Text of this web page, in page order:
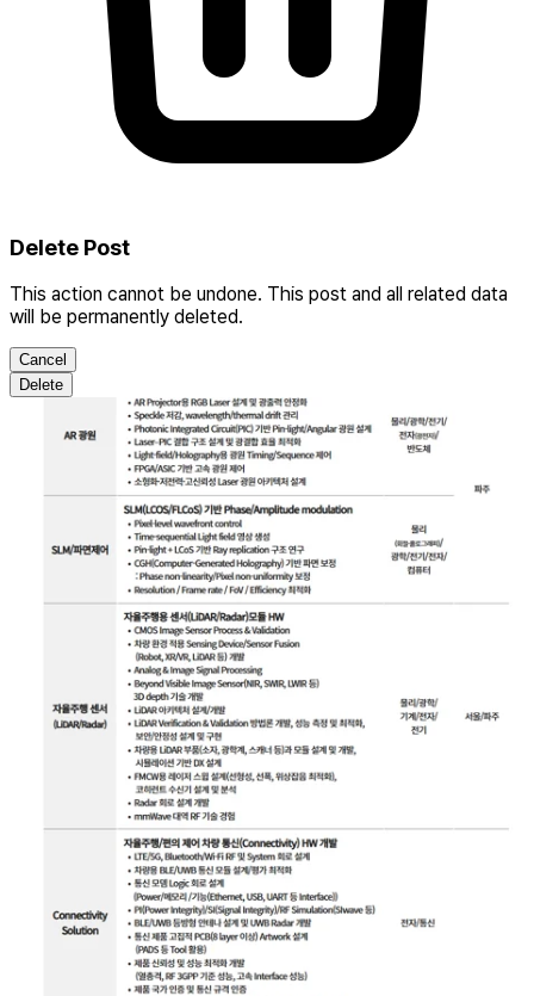
Delete Post
This action cannot be undone. This post and all related data
will be permanently deleted.
Cancel
Delete